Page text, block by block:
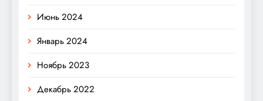
Июнь 2024
Январь 2024
Ноябрь 2023
Декабрь 2022